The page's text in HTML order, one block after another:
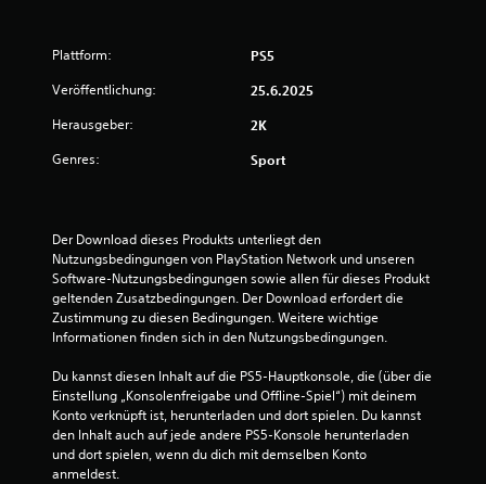
S
e
r
Plattform: PS5
Veröffentlichung: 25.6.2025
Herausgeber: 2K
Genres: Sport
Der Download dieses Produkts unterliegt den
Nutzungsbedingungen von PlayStation Network und unseren
Software-Nutzungsbedingungen sowie allen für dieses Produkt
geltenden Zusatzbedingungen. Der Download erfordert die
Zustimmung zu diesen Bedingungen. Weitere wichtige
Informationen finden sich in den Nutzungsbedingungen.
Du kannst diesen Inhalt auf die PS5-Hauptkonsole, die (über die
Einstellung „Konsolenfreigabe und Offline-Spiel“) mit deinem
Konto verknüpft ist, herunterladen und dort spielen. Du kannst
den Inhalt auch auf jede andere PS5-Konsole herunterladen
und dort spielen, wenn du dich mit demselben Konto
anmeldest.